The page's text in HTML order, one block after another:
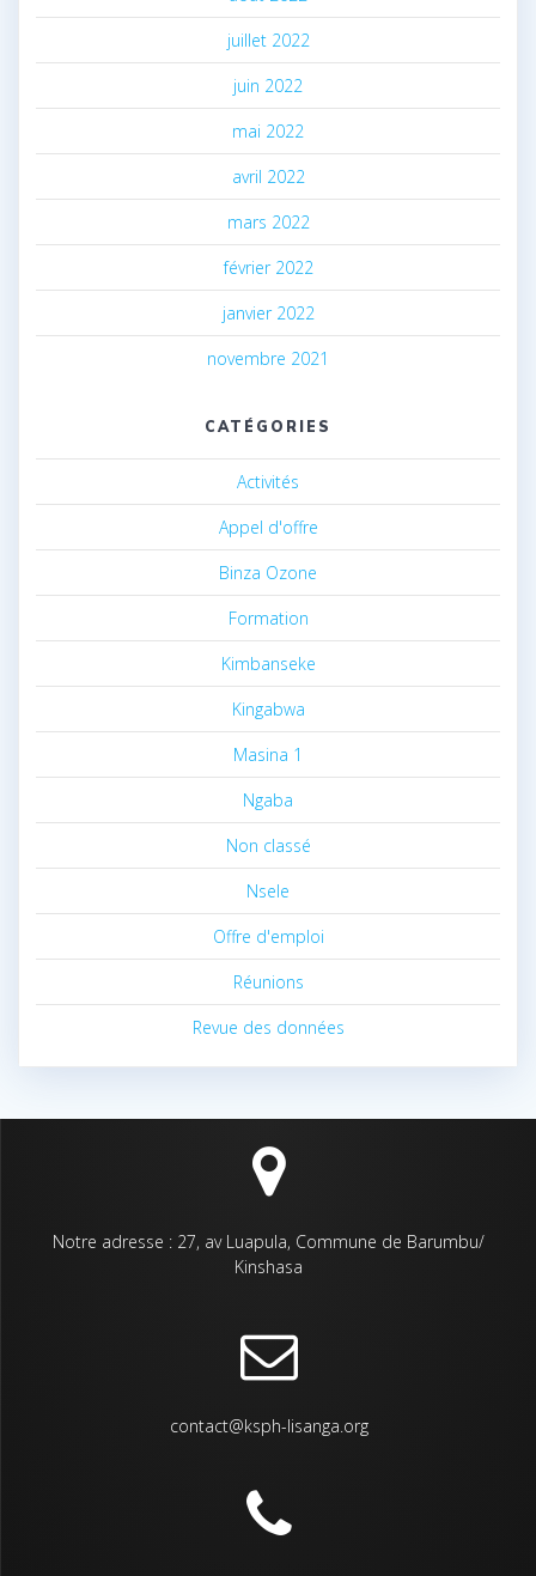
juillet 2022
juin 2022
mai 2022
avril 2022
mars 2022
février 2022
janvier 2022
novembre 2021
CATÉGORIES
Activités
Appel d'offre
Binza Ozone
Formation
Kimbanseke
Kingabwa
Masina 1
Ngaba
Non classé
Nsele
Offre d'emploi
Réunions
Revue des données
Notre adresse : 27, av Luapula, Commune de Barumbu/
Kinshasa
contact@ksph-lisanga.org